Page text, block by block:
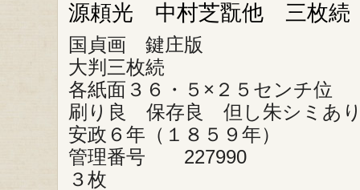
源頼光 中村芝翫他 三枚続
国貞画 鍵庄版
大判三枚続
各紙面３６・５×２５センチ位
刷り良 保存良 但し朱シミあ
安政６年（１８５９年）
管理番号 227990
３枚